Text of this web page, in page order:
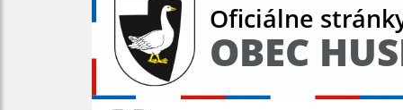
Oficiálne
OBEC